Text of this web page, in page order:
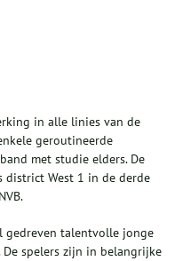
in alle linies van de
geroutineerde
met studie elders. De
district West 1 in de derde
gedreven talentvolle jonge
spelers zijn in belangrijke